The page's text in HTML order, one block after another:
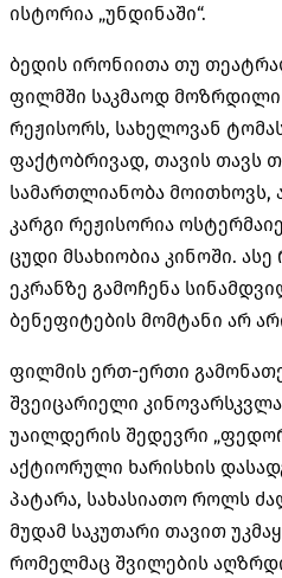
ისტორია „უნდინაში“.
ბედის ირონიითა თუ
ფილმში საკმაოდ მოზრდილი
რეჟისორს, სახელოვან
ფაქტობრივად, თავის თავს
სამართლიანობა მოითხოვს,
კარგი რეჟისორია
ცუდი მსახიობია კინოში.
ეკრანზე გამოჩენა
ბენეფიტების მომტანი არ
ფილმის ერთ-ერთი
შვეიცარიელი
უაილდერის შედევრი
აქტიორული ხარისხის
პატარა, სახასიათო როლს
მუდამ საკუთარი თავით
რომელმაც შვილების